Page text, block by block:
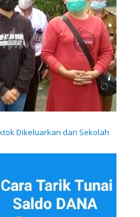
Dikeluarkan dari Sekolah